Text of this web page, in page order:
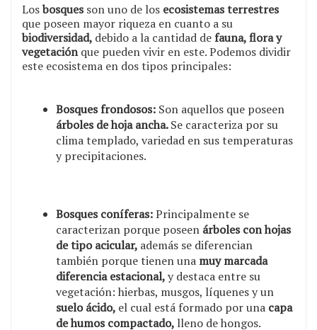
Losbosquesson uno de los ecosistemas terrestres
que poseen mayor riqueza en cuanto a su
biodiversidad, debido a la cantidad defauna, flora y
vegetaciónque pueden vivir en este. Podemos dividir
este ecosistema en dos tipos principales:
Bosques frondosos: Son aquellos que poseen
árboles de hoja ancha.Se caracteriza por su
clima templado, variedad en sus temperaturas
y precipitaciones.
Bosques coníferas:Principalmente se
caracterizan porque poseen árboles con hojas
de tipo acicular, además se diferencian
también porque tienen una muy marcada
diferencia estacional,y destaca entre su
vegetación: hierbas, musgos, líquenes y un
suelo ácido, el cual está formado por una capa
de humos compactado, lleno de hongos.